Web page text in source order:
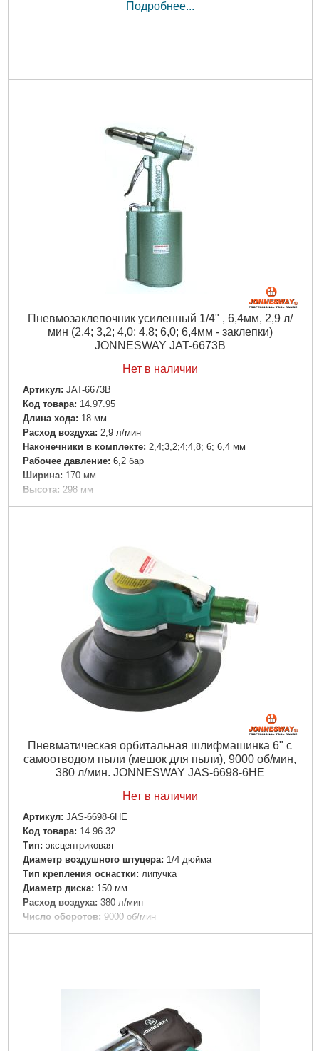
Подробнее...
Пневмозаклепочник усиленный 1/4" , 6,4мм, 2,9 л/
мин (2,4; 3,2; 4,0; 4,8; 6,0; 6,4мм - заклепки)
JONNESWAY JAT-6673B
Нет в наличии
Артикул: JAT-6673B
Код товара: 14.97.95
Длина хода: 18 мм
Расход воздуха: 2,9 л/мин
Наконечники в комплекте: 2,4;3,2;4;4,8; 6; 6,4 мм
Рабочее давление: 6,2 бар
Ширина: 170 мм
Высота: 298 мм
Габариты упаковки: 224x118x325 мм
Пневматическая орбитальная шлифмашинка 6" с
самоотводом пыли (мешок для пыли), 9000 об/мин,
380 л/мин. JONNESWAY JAS-6698-6HE
Нет в наличии
Артикул: JAS-6698-6HE
Код товара: 14.96.32
Тип: эксцентриковая
Диаметр воздушного штуцера: 1/4 дюйма
Тип крепления оснастки: липучка
Диаметр диска: 150 мм
Расход воздуха: 380 л/мин
Число оборотов: 9000 об/мин
Рабочее давление: 7 бар
Подробнее...